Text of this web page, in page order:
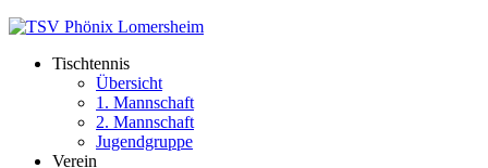
Tischtennis
Übersicht
1. Mannschaft
2. Mannschaft
Jugendgruppe
Verein